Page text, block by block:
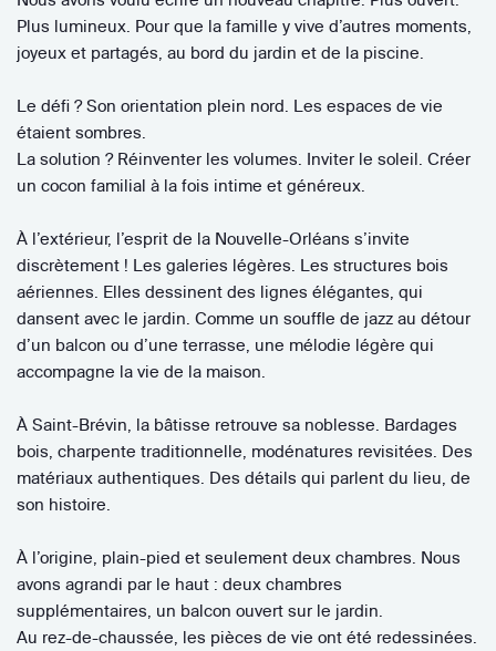
Plus lumineux. Pour que la famille y vive d’autres moments,
joyeux et partagés, au bord du jardin et de la piscine.
Le défi ? Son orientation plein nord. Les espaces de vie
étaient sombres.
La solution ? Réinventer les volumes. Inviter le soleil. Créer
un cocon familial à la fois intime et généreux.
À l’extérieur, l’esprit de la Nouvelle-Orléans s’invite
discrètement ! Les galeries légères. Les structures bois
aériennes. Elles dessinent des lignes élégantes, qui
dansent avec le jardin. Comme un souffle de jazz au détour
d’un balcon ou d’une terrasse, une mélodie légère qui
accompagne la vie de la maison.
À Saint-Brévin, la bâtisse retrouve sa noblesse. Bardages
bois, charpente traditionnelle, modénatures revisitées. Des
matériaux authentiques. Des détails qui parlent du lieu, de
son histoire.
À l’origine, plain-pied et seulement deux chambres. Nous
avons agrandi par le haut : deux chambres
supplémentaires, un balcon ouvert sur le jardin.
Au rez-de-chaussée, les pièces de vie ont été redessinées.